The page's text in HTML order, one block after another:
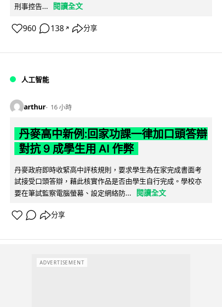
刑事控告...
閱讀全文
960 138 ↗ 分享
人工智能
arthur 16 小時
丹麥高中新例:回家功課一律加口頭答辯
對抗 9 成學生用 AI 作弊
丹麥政府即時收緊高中評核規則，要求學生為在家完成書面考
試接受口頭答辯，藉此核實作品是否由學生自行完成。學校亦
要在筆試監察電腦螢幕、設定網絡防...
閱讀全文
分享
ADVERTISEMENT